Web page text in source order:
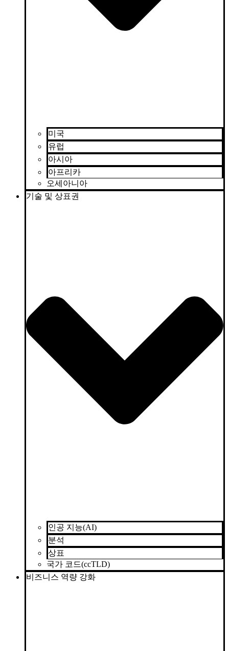
미국
유럽
아시아
아프리카
오세아니아
기술 및 상표권
인공 지능(AI)
분석
상표
국가 코드(ccTLD)
비즈니스 역량 강화